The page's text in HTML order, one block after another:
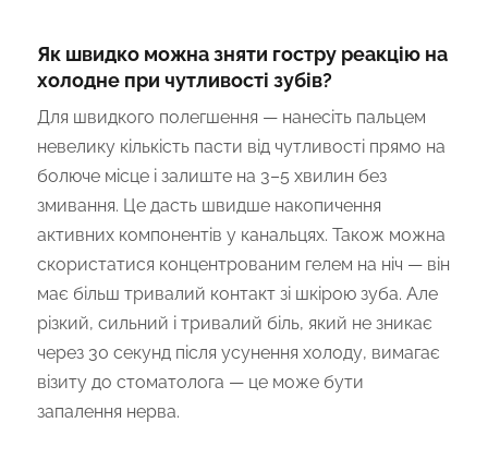
Як швидко можна зняти гостру реакцію на
холодне при чутливості зубів?
Для швидкого полегшення — нанесіть пальцем
невелику кількість пасти від чутливості прямо на
болюче місце і залиште на 3–5 хвилин без
змивання. Це дасть швидше накопичення
активних компонентів у канальцях. Також можна
скористатися концентрованим гелем на ніч — він
має більш тривалий контакт зі шкірою зуба. Але
різкий, сильний і тривалий біль, який не зникає
через 30 секунд після усунення холоду, вимагає
візиту до стоматолога — це може бути
запалення нерва.